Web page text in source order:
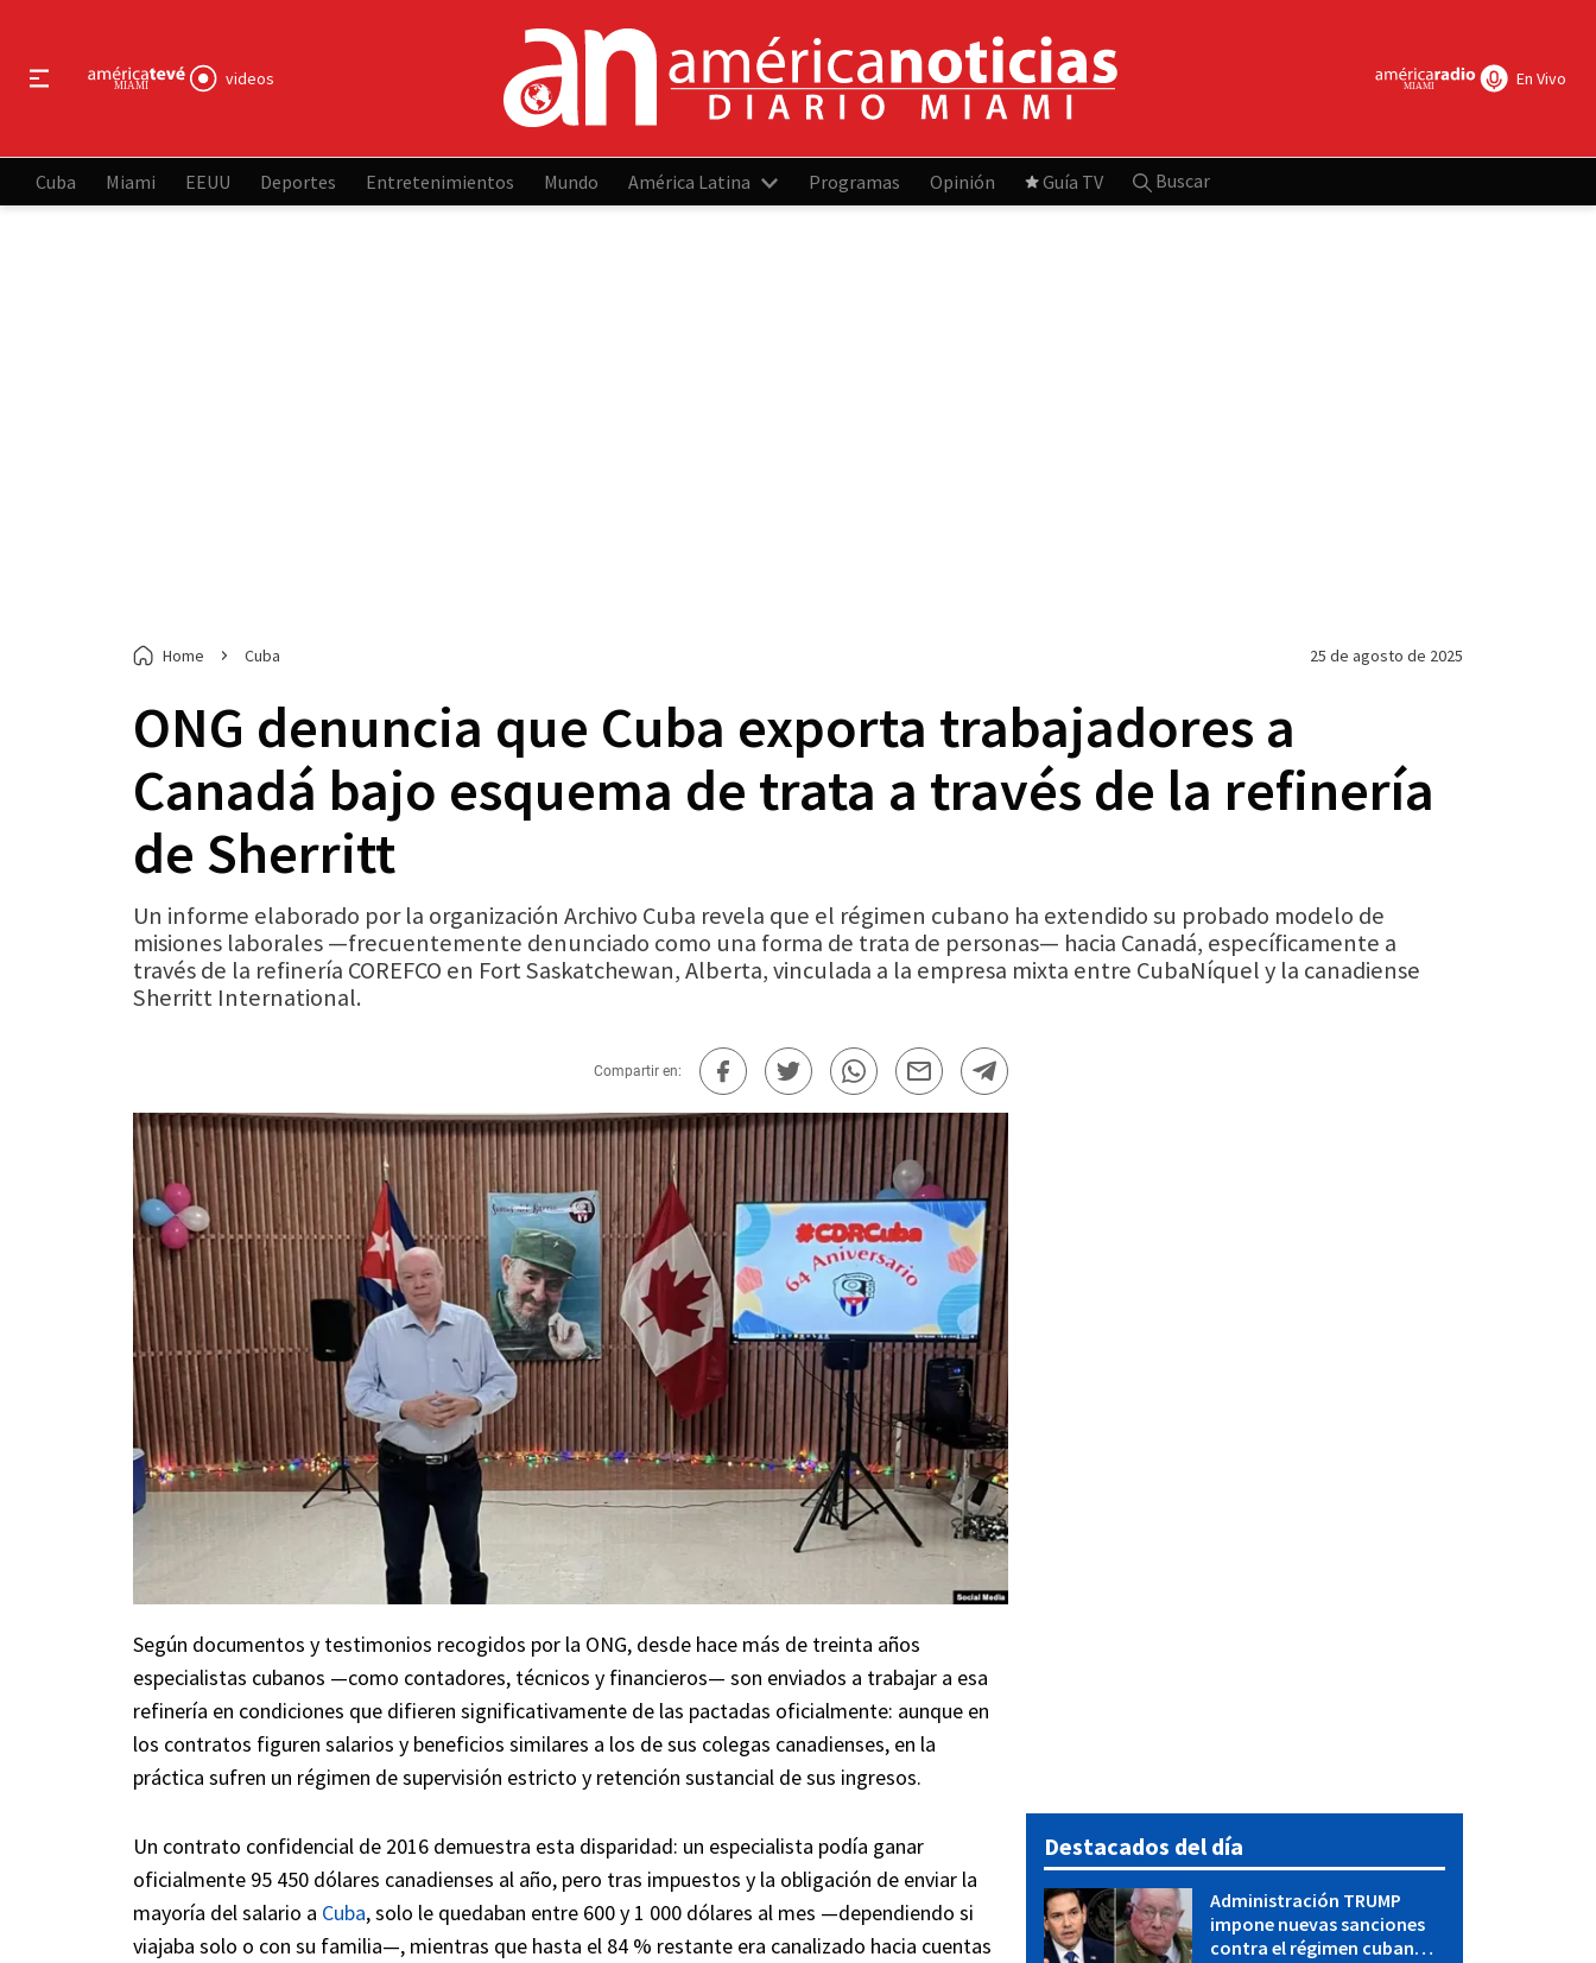
videos En Vivo
Cuba Miami EEUU Deportes Entretenimientos Mundo América Latina Programas Opinión Guía TV Buscar
Home Cuba 25 de agosto de 2025
ONG denuncia que Cuba exporta trabajadores a
Canadá bajo esquema de trata a través de la refinería
de Sherritt
Un informe elaborado por la organización Archivo Cuba revela que el régimen cubano ha extendido su probado modelo de
misiones laborales —frecuentemente denunciado como una forma de trata de personas— hacia Canadá, específicamente a
través de la refinería COREFCO en Fort Saskatchewan, Alberta, vinculada a la empresa mixta entre CubaNíquel y la canadiense
Sherritt International.
Compartir en:
Según documentos y testimonios recogidos por la ONG, desde hace más de treinta años
especialistas cubanos —como contadores, técnicos y financieros— son enviados a trabajar a esa
refinería en condiciones que difieren significativamente de las pactadas oficialmente: aunque en
los contratos figuren salarios y beneficios similares a los de sus colegas canadienses, en la
práctica sufren un régimen de supervisión estricto y retención sustancial de sus ingresos.
Un contrato confidencial de 2016 demuestra esta disparidad: un especialista podía ganar
oficialmente 95 450 dólares canadienses al año, pero tras impuestos y la obligación de enviar la
mayoría del salario a Cuba, solo le quedaban entre 600 y 1 000 dólares al mes —dependiendo si
viajaba solo o con su familia—, mientras que hasta el 84 % restante era canalizado hacia cuentas
Destacados del día
Administración TRUMP
impone nuevas sanciones
contra el régimen cubano: